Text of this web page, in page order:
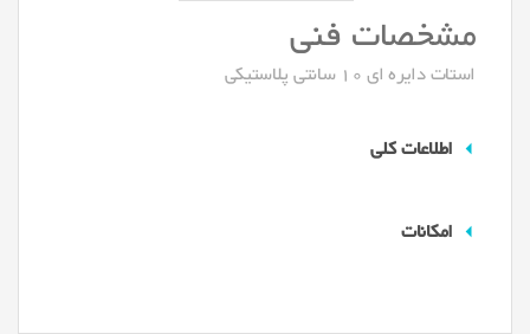
مشخصات فنی
استات دایره ای 10 سانتی پلاستیکی
اطلاعات کلی
امکانات